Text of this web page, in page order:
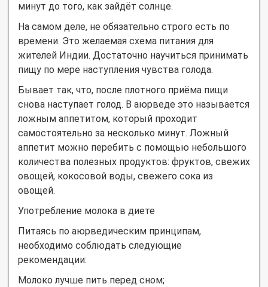
минут до того, как зайдёт солнце.
На самом деле, не обязательно строго есть по
времени. Это желаемая схема питания для
жителей Индии. Достаточно научиться принимать
пищу по мере наступления чувства голода.
Бывает так, что, после плотного приёма пищи
снова наступает голод. В аюрведе это называется
ложным аппетитом, который проходит
самостоятельно за несколько минут. Ложный
аппетит можно перебить с помощью небольшого
количества полезных продуктов: фруктов, свежих
овощей, кокосовой воды, свежего сока из
овощей.
Употребление молока в диете
Питаясь по аюрведическим принципам,
необходимо соблюдать следующие
рекомендации:
Молоко лучше пить перед сном;